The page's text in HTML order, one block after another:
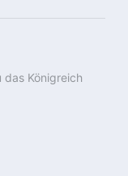
Königreich